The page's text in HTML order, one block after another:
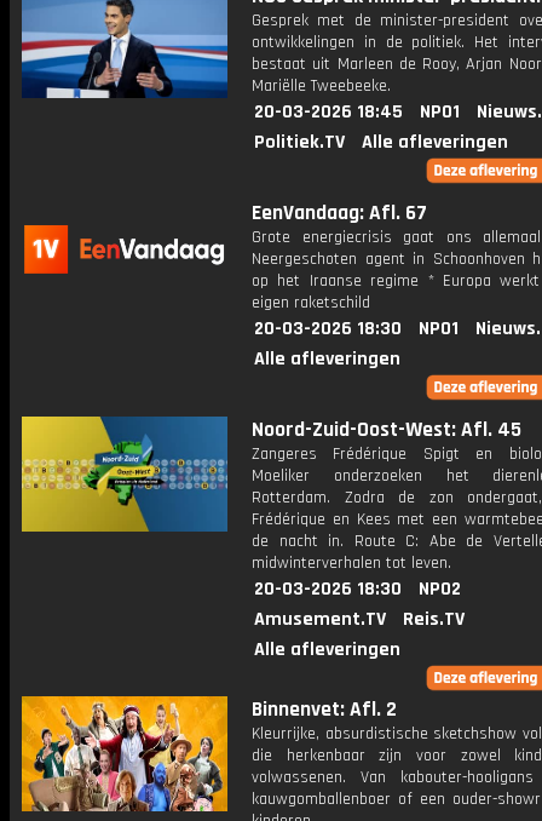
Gesprek met de minister-president
ontwikkelingen in de politiek. Het
bestaat uit Marleen de Rooy, Arjan
Mariëlle Tweebeeke.
20-03-2026 18:45 NPO1
Politiek.TV
Alle afleveringen
EenVandaag: Afl. 67
Grote energiecrisis gaat ons
Neergeschoten agent in Schoonhoven
op het Iraanse regime * Europa
eigen raketschild
20-03-2026 18:30 NPO1
Alle afleveringen
Noord-Zuid-Oost-West: Afl. 45
Zangeres Frédérique Spigt en
Moeliker onderzoeken het
Rotterdam. Zodra de zon
Frédérique en Kees met een
de nacht in. Route C: Abe de
midwinterverhalen tot leven.
20-03-2026 18:30
NPO2
Amusement.TV
Reis.TV
Alle afleveringen
Binnenvet: Afl. 2
Kleurrijke, absurdistische sketchshow
die herkenbaar zijn voor zowel
volwassenen. Van kabouter-
kauwgomballenboer of een ouder-